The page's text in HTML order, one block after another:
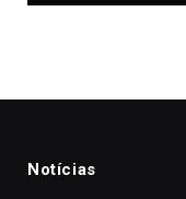
Notícias